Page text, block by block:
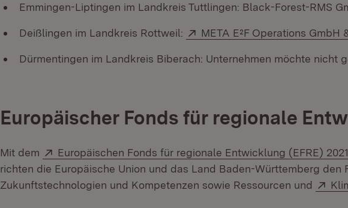
Emmingen-Liptingen im Landkreis Tuttlingen: Black-Forest-RMS
Deißlingen im Landkreis Rottweil: Extern:
META E²F Operations GmbH
Dürmentingen im Landkreis Biberach: Unternehmen möchte nicht
Europäischer Fonds für regionale
Mit dem Extern:
Europäischen Fonds für regionale Entwicklung (EFRE)
richten die Europäische Union und das Land Baden-Württemberg den
Zukunftstechnologien und Kompetenzen sowie Ressourcen und